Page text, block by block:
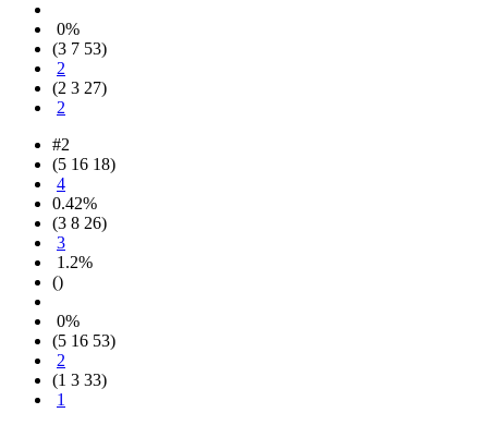
0%
(3 7 53)
2
(2 3 27)
2
#2
(5 16 18)
4
0.42%
(3 8 26)
3
1.2%
()
0%
(5 16 53)
2
(1 3 33)
1